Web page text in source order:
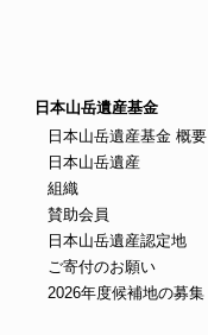
日本山岳遺産基金
日本山岳遺産基金 概要
日本山岳遺産
組織
賛助会員
日本山岳遺産認定地
ご寄付のお願い
2026年度候補地の募集